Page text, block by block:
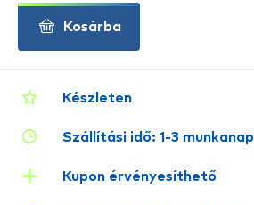
Készleten
Szállítási idő: 1-3 munkanap
Kupon érvényesíthető
Kosárba